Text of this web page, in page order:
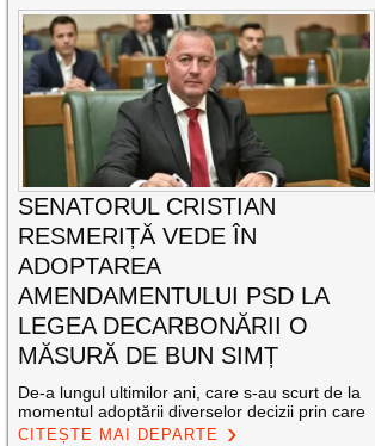
SENATORUL CRISTIAN
RESMERIȚĂ VEDE ÎN
ADOPTAREA
AMENDAMENTULUI PSD LA
LEGEA DECARBONĂRII O
MĂSURĂ DE BUN SIMȚ
De-a lungul ultimilor ani, care s-au scurt de la
momentul adoptării diverselor decizii prin care
CITEȘTE MAI DEPARTE